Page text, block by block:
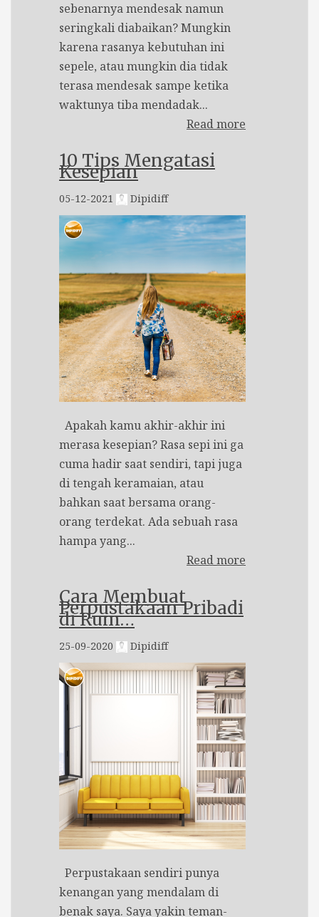
sebenarnya mendesak namun
seringkali diabaikan? Mungkin
karena rasanya kebutuhan ini
sepele, atau mungkin dia tidak
terasa mendesak sampe ketika
waktunya tiba mendadak...
Read more
10 Tips Mengatasi
Kesepian
05-12-2021 Dipidiff
Apakah kamu akhir-akhir ini
merasa kesepian? Rasa sepi ini ga
cuma hadir saat sendiri, tapi juga
di tengah keramaian, atau
bahkan saat bersama orang-
orang terdekat. Ada sebuah rasa
hampa yang...
Read more
Cara Membuat
Perpustakaan Pribadi
di Rum…
25-09-2020 Dipidiff
Perpustakaan sendiri punya
kenangan yang mendalam di
benak saya. Saya yakin teman-